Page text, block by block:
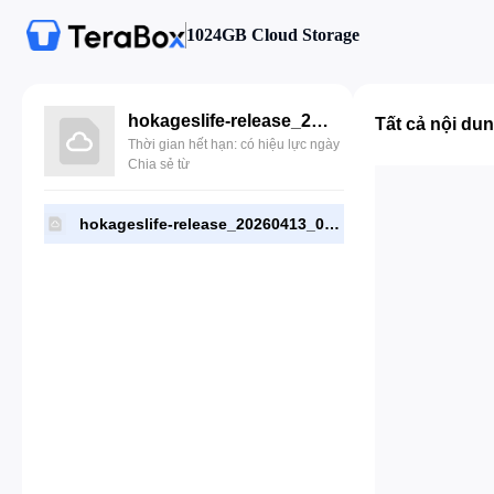
1024GB Cloud Storage
hokageslife-release_20260413_001254.apk
Thời gian hết hạn: có hiệu lực ngày
Chia sẻ từ
hokageslife-release_20260413_001254.apk
Tất cả nội